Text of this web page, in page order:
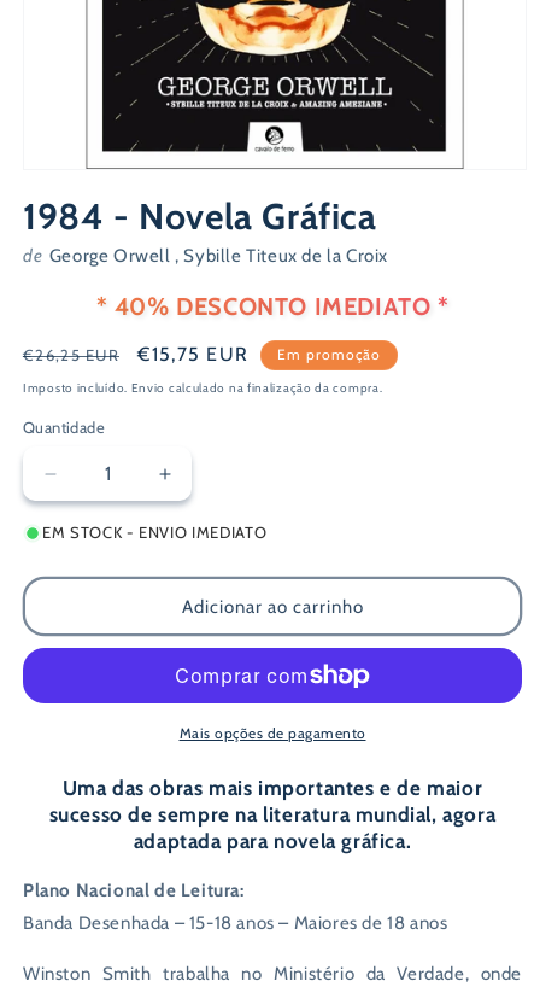
multimédia
1
em
modal
1984 - Novela Gráfica
de George Orwell , Sybille Titeux de la Croix
* 40% DESCONTO IMEDIATO *
Preço
normal
€26,25 EUR
Preço
de
€15,75 EUR Em promoção
Imposto incluído. Envio calculado na finalização da compra.
Quantidade
Diminuir
a
quantidade
1984
Novela
Aumentar
a
quantidade
1984
Novela
EM STOCK - ENVIO IMEDIATO
Adicionar ao carrinho
Mais opções de pagamento
Uma das obras mais importantes e de maior
sucesso de sempre na literatura mundial, agora
adaptada para novela gráfica.
Plano Nacional de Leitura:
Banda Desenhada – 15-18 anos – Maiores de 18 anos
Winston Smith trabalha no Ministério da Verdade, onde